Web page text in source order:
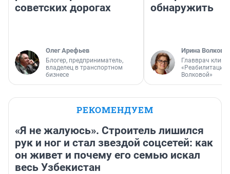
советских дорогах
Олег Арефьев
Блогер, предприниматель,
владелец в транспортном
бизнесе
обнаружить
Ирина Волкова
Главврач
«Реабилитация
Волковой»
РЕКОМЕНДУЕМ
«Я не жалуюсь». Строитель лишился
рук и ног и стал звездой соцсетей: как
он живет и почему его семью искал
весь Узбекистан